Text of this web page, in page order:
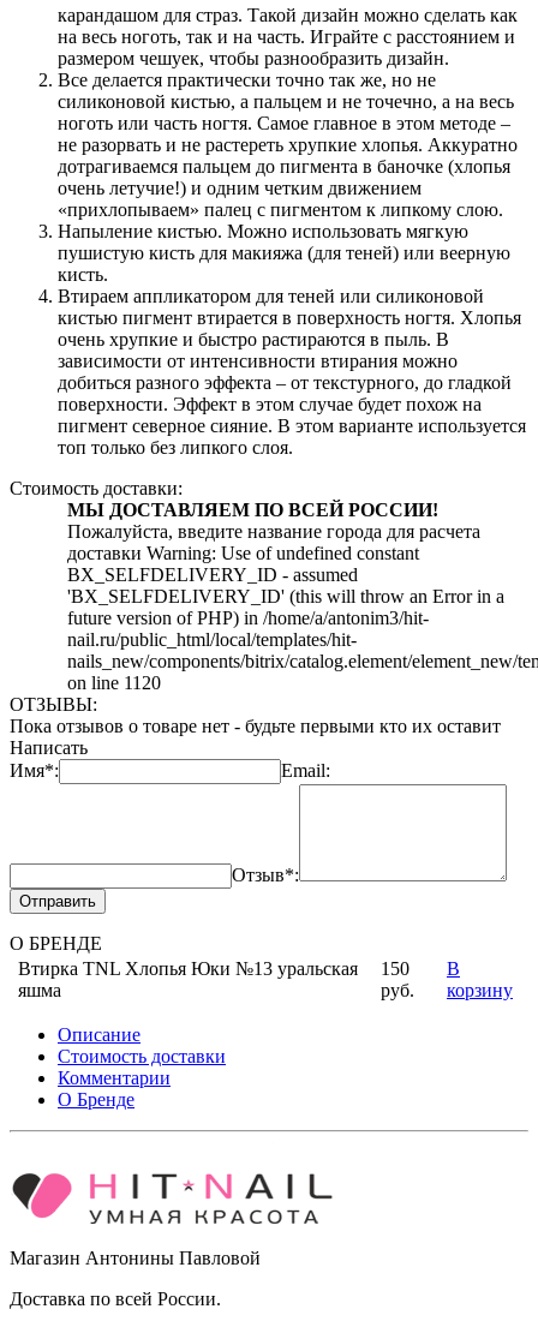
карандашом для страз. Такой дизайн можно сделать как
на весь ноготь, так и на часть. Играйте с расстоянием и
размером чешуек, чтобы разнообразить дизайн.
Все делается практически точно так же, но не
силиконовой кистью, а пальцем и не точечно, а на весь
ноготь или часть ногтя. Самое главное в этом методе –
не разорвать и не растереть хрупкие хлопья. Аккуратно
дотрагиваемся пальцем до пигмента в баночке (хлопья
очень летучие!) и одним четким движением
«прихлопываем» палец с пигментом к липкому слою.
Напыление кистью. Можно использовать мягкую
пушистую кисть для макияжа (для теней) или веерную
кисть.
Втираем аппликатором для теней или силиконовой
кистью пигмент втирается в поверхность ногтя. Хлопья
очень хрупкие и быстро растираются в пыль. В
зависимости от интенсивности втирания можно
добиться разного эффекта – от текстурного, до гладкой
поверхности. Эффект в этом случае будет похож на
пигмент северное сияние. В этом варианте используется
топ только без липкого слоя.
Стоимость доставки:
МЫ ДОСТАВЛЯЕМ ПО ВСЕЙ РОССИИ!
Пожалуйста, введите название города для расчета
доставки Warning: Use of undefined constant
BX_SELFDELIVERY_ID - assumed
'BX_SELFDELIVERY_ID' (this will throw an Error in a
future version of PHP) in /home/a/antonim3/hit-
nail.ru/public_html/local/templates/hit-
nails_new/components/bitrix/catalog.element/element_new/
on line 1120
ОТЗЫВЫ:
Пока отзывов о товаре нет - будьте первыми кто их оставит
Написать
Имя*:
Email:
Отзыв*:
Отправить
О БРЕНДЕ
Втирка TNL Хлопья Юки №13 уральская
яшма
150
руб.
В
корзину
Описание
Стоимость доставки
Комментарии
О Бренде
Магазин Антонины Павловой
Доставка по всей России.